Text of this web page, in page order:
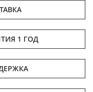
1 ГОД